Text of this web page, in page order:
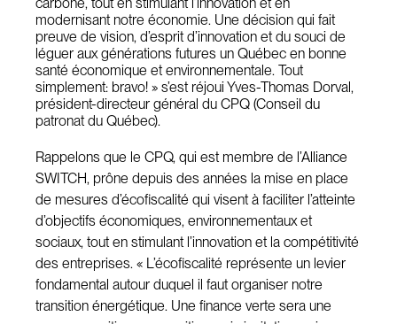
modernisant notre économie. Une décision qui fait
preuve de vision, d’esprit d’innovation et du souci de
léguer aux générations futures un Québec en bonne
santé économique et environnementale. Tout
simplement: bravo! » s’est réjoui Yves-Thomas Dorval,
président-directeur général du CPQ (Conseil du
patronat du Québec).
Rappelons que le CPQ, qui est membre de l’Alliance
SWITCH, prône depuis des années la mise en place
de mesures d’écofiscalité qui visent à faciliter l’atteinte
d’objectifs économiques, environnementaux et
sociaux, tout en stimulant l’innovation et la compétitivité
des entreprises. « L’écofiscalité représente un levier
fondamental autour duquel il faut organiser notre
transition énergétique. Une finance verte sera une